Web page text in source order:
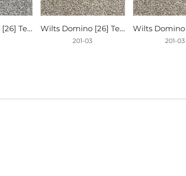
Wilts Domino [26] Teppichboden 201-02 500cm Wilts Domino [26] Teppichboden 201-03 400cm
201-03 201-03